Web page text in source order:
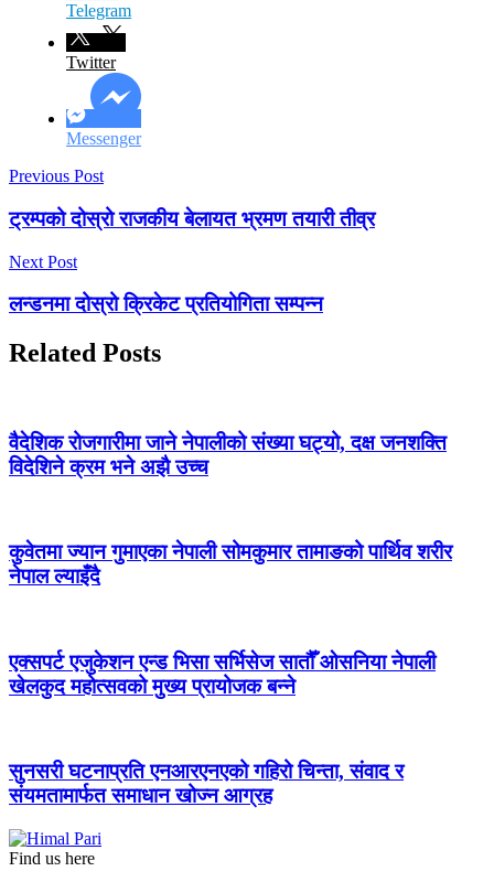
Telegram
Twitter
Messenger
Previous Post
ट्रम्पको दोस्रो राजकीय बेलायत भ्रमण तयारी तीव्र
Next Post
लन्डनमा दोस्रो क्रिकेट प्रतियोगिता सम्पन्न
Related Posts
वैदेशिक रोजगारीमा जाने नेपालीको संख्या घट्यो, दक्ष जनशक्ति
विदेशिने क्रम भने अझै उच्च
कुवेतमा ज्यान गुमाएका नेपाली सोमकुमार तामाङको पार्थिव शरीर
नेपाल ल्याइँदै
एक्सपर्ट एजुकेशन एन्ड भिसा सर्भिसेज सातौँ ओसनिया नेपाली
खेलकुद महोत्सवको मुख्य प्रायोजक बन्ने
सुनसरी घटनाप्रति एनआरएनएको गहिरो चिन्ता, संवाद र
संयमतामार्फत समाधान खोज्न आग्रह
Find us here